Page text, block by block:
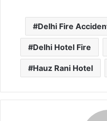
Delhi Fire
Delhi Hotel Fire
Hauz Rani Hotel